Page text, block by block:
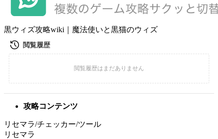
黒ウィズ攻略wiki｜魔法使いと黒猫のウィズ
攻略コンテンツ
リセマラ/チェッカー/ツール
リセマラ